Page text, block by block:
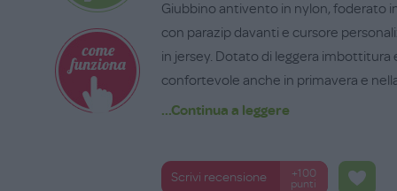
Giubbino antivento in nylon, foderato
con parazip davanti e cursore
in jersey. Dotato di leggera
confortevole anche in primavera e
in due varianti di colore: rosso e rosa.
...Continua a leggere
Scrivi recensione
+100
punti